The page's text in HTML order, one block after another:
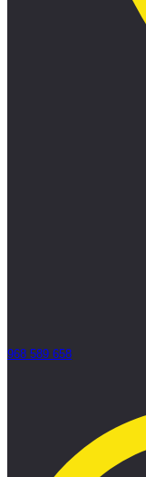
968 589 658